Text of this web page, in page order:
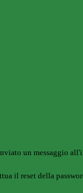
un messaggio
il reset della